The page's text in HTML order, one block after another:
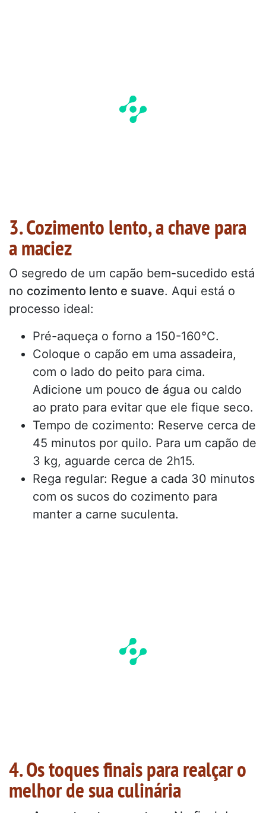
3. Cozimento lento, a chave para
a maciez
O segredo de um capão bem-sucedido está
no cozimento lento e suave. Aqui está o
processo ideal:
Pré-aqueça o forno a 150-160°C.
Coloque o capão em uma assadeira,
com o lado do peito para cima.
Adicione um pouco de água ou caldo
ao prato para evitar que ele fique seco.
Tempo de cozimento: Reserve cerca de
45 minutos por quilo. Para um capão de
3 kg, aguarde cerca de 2h15.
Rega regular: Regue a cada 30 minutos
com os sucos do cozimento para
manter a carne suculenta.
4. Os toques finais para realçar o
melhor de sua culinária